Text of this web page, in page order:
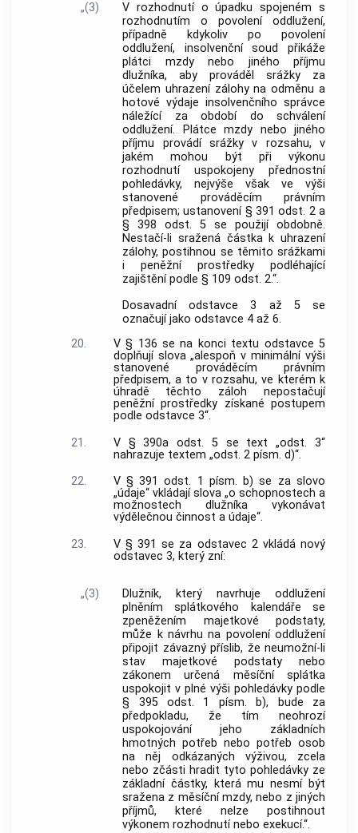
„(3)
V rozhodnutí o úpadku spojeném s
rozhodnutím o povolení oddlužení,
případně kdykoliv po povolení
oddlužení, insolvenční soud přikáže
plátci mzdy nebo jiného příjmu
dlužníka, aby prováděl srážky za
účelem uhrazení zálohy na odměnu a
hotové výdaje insolvenčního správce
náležící za období do schválení
oddlužení. Plátce mzdy nebo jiného
příjmu provádí srážky v rozsahu, v
jakém mohou být při výkonu
rozhodnutí uspokojeny přednostní
pohledávky, nejvýše však ve výši
stanovené prováděcím právním
předpisem; ustanovení § 391 odst. 2 a
§ 398 odst. 5 se použijí obdobně.
Nestačí-li sražená částka k uhrazení
zálohy, postihnou se těmito srážkami
i peněžní prostředky podléhající
zajištění podle § 109 odst. 2.“.
Dosavadní odstavce 3 až 5 se
označují jako odstavce 4 až 6.
20.
V § 136 se na konci textu odstavce 5
doplňují slova „alespoň v minimální výši
stanovené prováděcím právním
předpisem, a to v rozsahu, ve kterém k
úhradě těchto záloh nepostačují
peněžní prostředky získané postupem
podle odstavce 3“.
21.
V § 390a odst. 5 se text „odst. 3“
nahrazuje textem „odst. 2 písm. d)“.
22.
V § 391 odst. 1 písm. b) se za slovo
„údaje“ vkládají slova „o schopnostech a
možnostech dlužníka vykonávat
výdělečnou činnost a údaje“.
23.
V § 391 se za odstavec 2 vkládá nový
odstavec 3, který zní:
„(3)
Dlužník, který navrhuje oddlužení
plněním splátkového kalendáře se
zpeněžením majetkové podstaty,
může k návrhu na povolení oddlužení
připojit závazný příslib, že neumožní-li
stav majetkové podstaty nebo
zákonem určená měsíční splátka
uspokojit v plné výši pohledávky podle
§ 395 odst. 1 písm. b), bude za
předpokladu, že tím neohrozí
uspokojování jeho základních
hmotných potřeb nebo potřeb osob
na něj odkázaných výživou, zcela
nebo zčásti hradit tyto pohledávky ze
základní částky, která mu nesmí být
sražena z měsíční mzdy, nebo z jiných
příjmů, které nelze postihnout
výkonem rozhodnutí nebo exekucí.“.